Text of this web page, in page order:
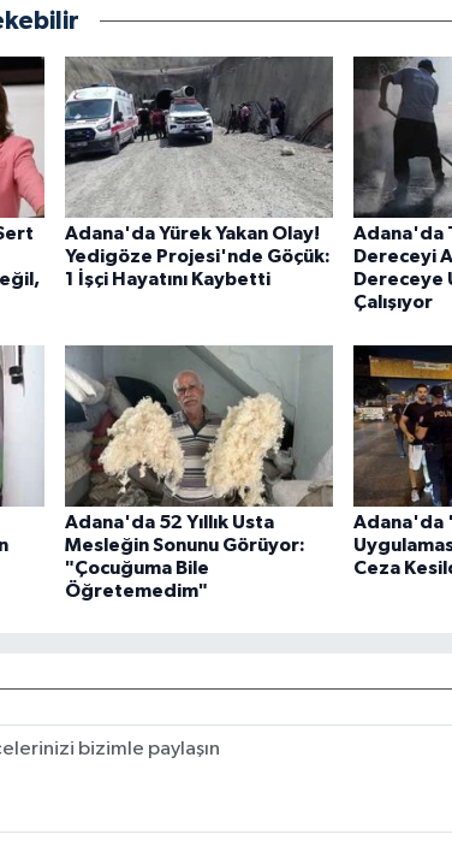
Adana'da Yürek Yakan Olay!
Yedigöze Projesi'nde Göçük:
1 İşçi Hayatını Kaybetti
Adana'da
Dereceyi
Dereceye
Çalışıyor
Adana'da 52 Yıllık Usta
Mesleğin Sonunu Görüyor:
"Çocuğuma Bile
Öğretemedim"
Adana'da
Ceza